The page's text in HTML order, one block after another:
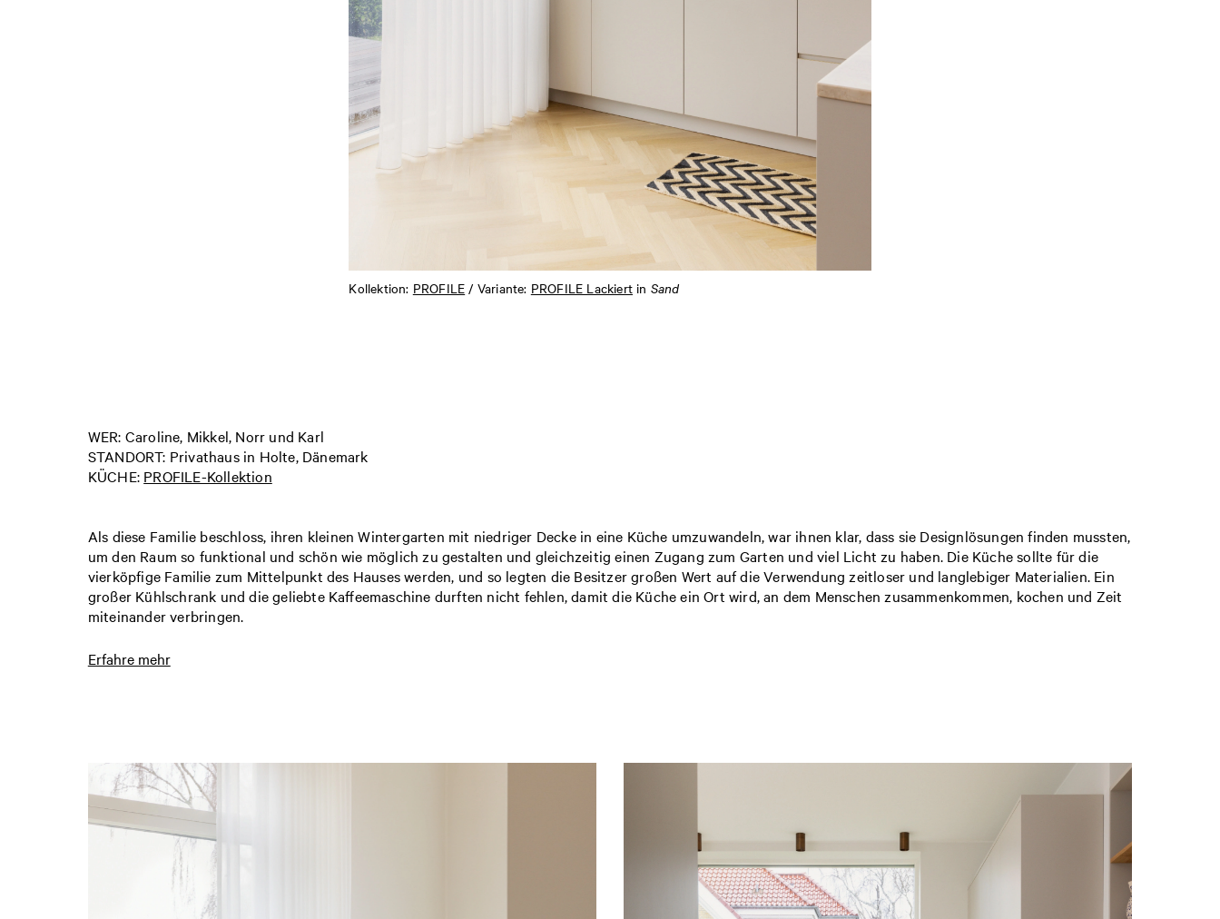
Kollektion: PROFILE / Variante: PROFILE Lackiert in Sand
WER: Caroline, Mikkel, Norr und Karl
STANDORT: Privathaus in Holte, Dänemark
KÜCHE: PROFILE-Kollektion
Als diese Familie beschloss, ihren kleinen Wintergarten mit niedriger Decke in eine Küche umzuwandeln, war ihnen klar, dass sie Designlösungen finden mussten,
um den Raum so funktional und schön wie möglich zu gestalten und gleichzeitig einen Zugang zum Garten und viel Licht zu haben. Die Küche sollte für die
vierköpfige Familie zum Mittelpunkt des Hauses werden, und so legten die Besitzer großen Wert auf die Verwendung zeitloser und langlebiger Materialien. Ein
großer Kühlschrank und die geliebte Kaffeemaschine durften nicht fehlen, damit die Küche ein Ort wird, an dem Menschen zusammenkommen, kochen und Zeit
miteinander verbringen.
Die Besitzer entschieden sich für
Erfahre mehr